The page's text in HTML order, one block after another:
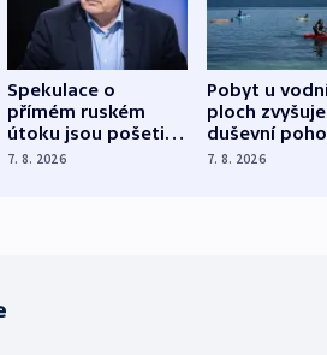
Spekulace o
přímém ruském
útoku jsou pošetilé,
míní estonský
7. 8. 2026
Pobyt u
ploch zvyšuje
duševní
ukázala
7. 8. 2026